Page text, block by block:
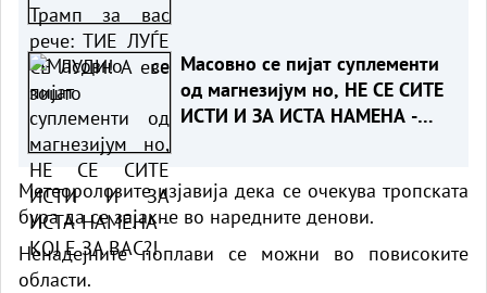
Масовно се пијат суплементи
од магнезијум но, НЕ СЕ СИТЕ
ИСТИ И ЗА ИСТА НАМЕНА -
Метеоролозите изјавија дека се очекува тропската
бура да се зајакне во наредните денови.
Ненадејните поплави се можни во повисоките
области.